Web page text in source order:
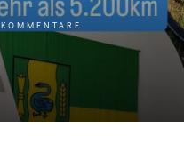
KOMMENTARE